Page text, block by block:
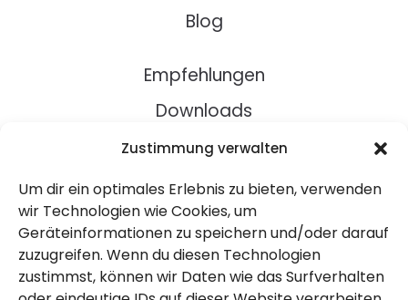
Zustimmung verwalten
Um dir ein optimales Erlebnis zu bieten, verwenden
wir Technologien wie Cookies, um
Geräteinformationen zu speichern und/oder darauf
zuzugreifen. Wenn du diesen Technologien
zustimmst, können wir Daten wie das Surfverhalten
Blog
Empfehlungen
Downloads
Rezepte
Über Uns
Kontakt
Impressum